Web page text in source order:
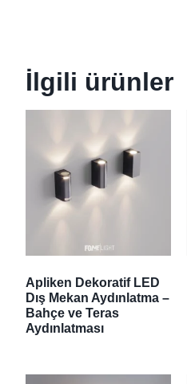
İlgili ürünler
Apliken Dekoratif LED
Dış Mekan Aydınlatma –
Bahçe ve Teras
Aydınlatması